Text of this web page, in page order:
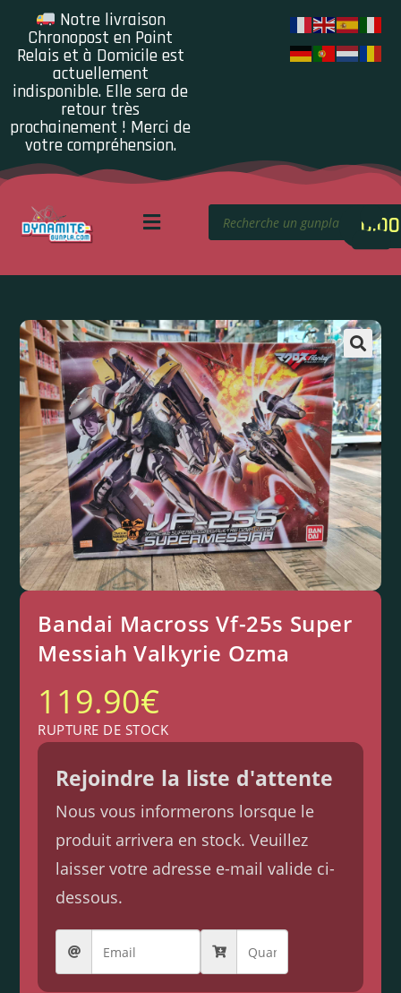
Notre livraison
Chronopost en Point
Relais et à Domicile est
actuellement
indisponible. Elle sera de
retour très
prochainement ! Merci de
votre compréhension.
0.00
Bandai Macross Vf-25s Super
Messiah Valkyrie Ozma
119.90€
RUPTURE DE STOCK
Rejoindre la liste d'attente
Nous vous informerons lorsque le
produit arrivera en stock. Veuillez
laisser votre adresse e-mail valide ci-
dessous.